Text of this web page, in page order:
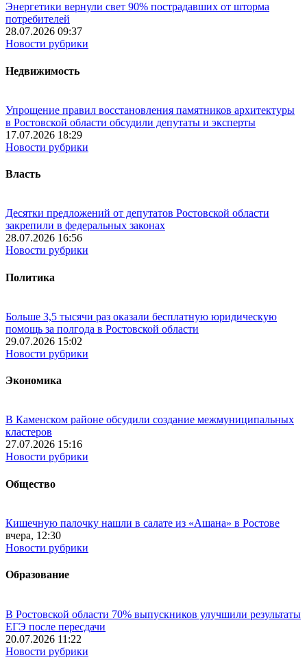
Энергетики вернули свет 90% пострадавших от шторма
потребителей
28.07.2026 09:37
Новости рубрики
Недвижимость
Упрощение правил восстановления памятников архитектуры
в Ростовской области обсудили депутаты и эксперты
17.07.2026 18:29
Новости рубрики
Власть
Десятки предложений от депутатов Ростовской области
закрепили в федеральных законах
28.07.2026 16:56
Новости рубрики
Политика
Больше 3,5 тысячи раз оказали бесплатную юридическую
помощь за полгода в Ростовской области
29.07.2026 15:02
Новости рубрики
Экономика
В Каменском районе обсудили создание межмуниципальных
кластеров
27.07.2026 15:16
Новости рубрики
Общество
Кишечную палочку нашли в салате из «Ашана» в Ростове
вчера, 12:30
Новости рубрики
Образование
В Ростовской области 70% выпускников улучшили результаты
ЕГЭ после пересдачи
20.07.2026 11:22
Новости рубрики